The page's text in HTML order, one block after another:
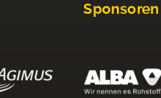
Sponsoren